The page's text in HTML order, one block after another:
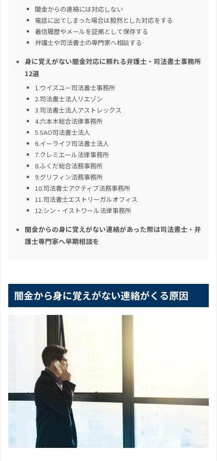
闇金からの連絡には対応しない
電話に出てしまった場合は毅然とした対応をする
着信履歴やメールを証拠として保存する
弁護士や司法書士の専門家へ相談する
身に覚えがない闇金対応に頼れる弁護士・司法書士事務所
12選
1.ウイズユー司法書士事務所
2.司法書士法人リエゾン
3.司法書士法人アストレックス
4.六本木総合法律事務所
5.SAO司法書士法人
6.イーライフ司法書士法人
7.クレミエール法律事務所
8.ふくだ総合法務事務所
9.グリフィン法務事務所
10.司法書士アクティブ法務事務所
11.司法書士エストリーガルオフィス
12.シン・イストワール法律事務所
闇金からの身に覚えがない連絡があった際は司法書士・弁
護士専門家へ早期相談を
闇金から身に覚えがない連絡がくる原因